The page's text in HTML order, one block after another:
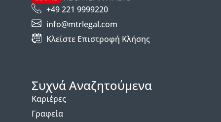
+49 221 9999220
info@mtrlegal.com
Κλείστε Επιστροφή Κλήσης
Συχνά Αναζητούμενα
Καριέρες
Γραφεία